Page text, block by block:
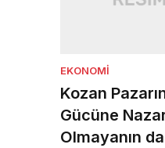
EKONOMI
Kozan
Gücüne
Olmayanın